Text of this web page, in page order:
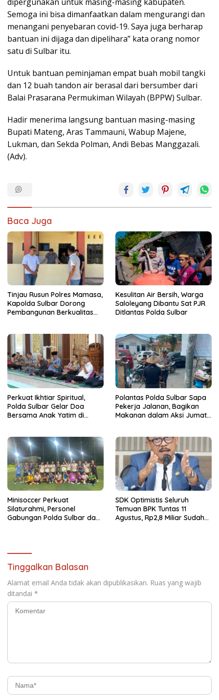
Semoga ini bisa dimanfaatkan dalam mengurangi dan
menangani penyebaran covid-19. Saya juga berharap
bantuan ini dijaga dan dipelihara” kata orang nomor
satu di Sulbar itu.
Untuk bantuan peminjaman empat buah mobil tangki
dan 12 buah tandon air berasal dari bersumber dari
Balai Prasarana Permukiman Wilayah (BPPW) Sulbar.
Hadir menerima langsung bantuan masing-masing
Bupati Mateng, Aras Tammauni, Wabup Majene,
Lukman, dan Sekda Polman, Andi Bebas Manggazali.
(Adv).
Baca Juga
Tinjau Rusun Polres Mamasa,
Kapolda Sulbar Dorong
Pembangunan Berkualitas
Kesulitan Air Bersih, Warga
Saloleyang Dibantu Sat PJR
Ditlantas Polda Sulbar
Perkuat Ikhtiar Spiritual,
Polda Sulbar Gelar Doa
Bersama Anak Yatim di
Polantas Polda Sulbar Sapa
Pekerja Jalanan, Bagikan
Makanan dalam Aksi Jumat
Minisoccer Perkuat
Silaturahmi, Personel
Gabungan Polda Sulbar dan
SDK Optimistis Seluruh
Temuan BPK Tuntas 11
Agustus, Rp2,8 Miliar Sudah
Tinggalkan Balasan
Alamat email Anda tidak akan dipublikasikan. Ruas yang wajib
ditandai *